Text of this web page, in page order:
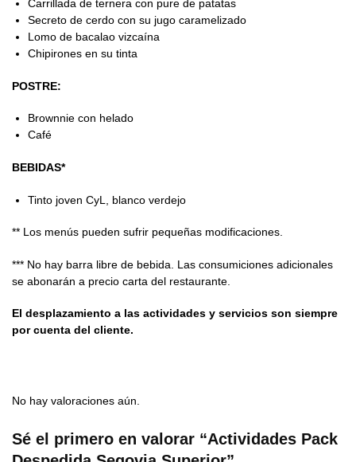
Carrillada de ternera con pure de patatas
Secreto de cerdo con su jugo caramelizado
Lomo de bacalao vizcaína
Chipirones en su tinta
POSTRE:
Brownnie con helado
Café
BEBIDAS*
Tinto joven CyL, blanco verdejo
** Los menús pueden sufrir pequeñas modificaciones.
*** No hay barra libre de bebida. Las consumiciones adicionales
se abonarán a precio carta del restaurante.
El desplazamiento a las actividades y servicios son siempre
por cuenta del cliente.
No hay valoraciones aún.
Sé el primero en valorar “Actividades Pack